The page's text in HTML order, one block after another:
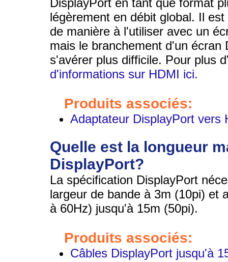
légèrement en débit global. Il
de manière à l'utiliser avec un
mais le branchement d'un
s'avérer plus difficile. Pour plus
d'informations sur HDMI ici.
Produits associés:
Adaptateur DisplayPort vers
Quelle est la longueur
DisplayPort?
La spécification DisplayPort
largeur de bande à 3m (10pi) et
à 60Hz) jusqu'à 15m (50pi).
Produits associés:
Câbles DisplayPort jusqu'à